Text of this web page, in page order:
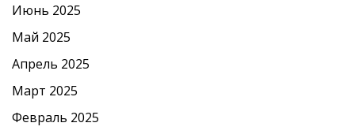
Июнь 2025
Май 2025
Апрель 2025
Март 2025
Февраль 2025